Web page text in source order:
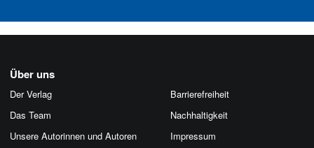
Über uns
Der Verlag
Das Team
Unsere Autorinnen und Autoren
Barrierefreiheit
Nachhaltigkeit
Impressum